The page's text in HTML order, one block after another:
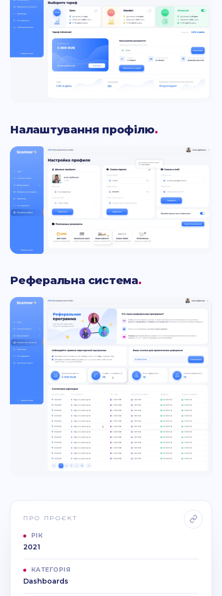
Налаштування профілю.
Реферальна система.
ПРО ПРОЄКТ
РІК
2021
КАТЕГОРІЯ
Dashboards